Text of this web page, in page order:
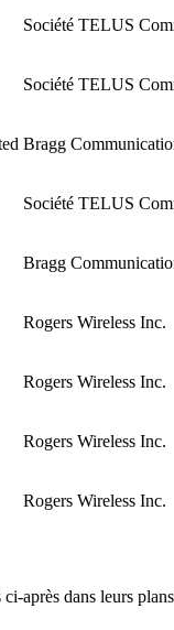
Société TELUS
Société TELUS
Bragg
Société TELUS
Bragg
Rogers Wireless Inc.
Rogers Wireless Inc.
Rogers Wireless Inc.
Rogers Wireless Inc.
dans leurs